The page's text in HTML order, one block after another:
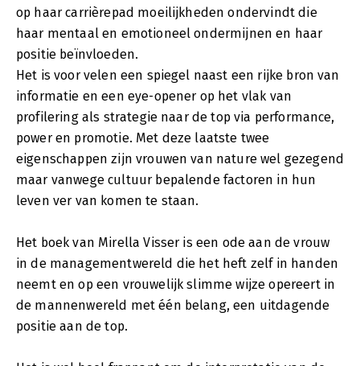
op haar carrièrepad moeilijkheden ondervindt die
haar mentaal en emotioneel ondermijnen en haar
positie beïnvloeden.
Het is voor velen een spiegel naast een rijke bron van
informatie en een eye-opener op het vlak van
profilering als strategie naar de top via performance,
power en promotie. Met deze laatste twee
eigenschappen zijn vrouwen van nature wel gezegend
maar vanwege cultuur bepalende factoren in hun
leven ver van komen te staan.
Het boek van Mirella Visser is een ode aan de vrouw
in de managementwereld die het heft zelf in handen
neemt en op een vrouwelijk slimme wijze opereert in
de mannenwereld met één belang, een uitdagende
positie aan de top.